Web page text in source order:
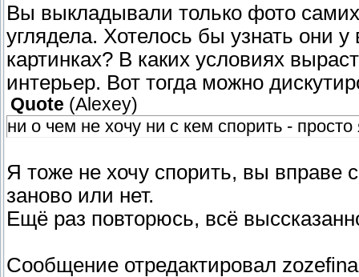
Вы выкладывали только фото
углядела. Хотелось бы узнать они у
картинках? В каких условиях
интерьер. Вот тогда можно
Quote (Alexey)
ни о чем не хочу ни с кем спорить -
Я тоже не хочу спорить, вы вправе
заново или нет.
Ещё раз повторюсь, всё
Сообщение отредактировал zozefina